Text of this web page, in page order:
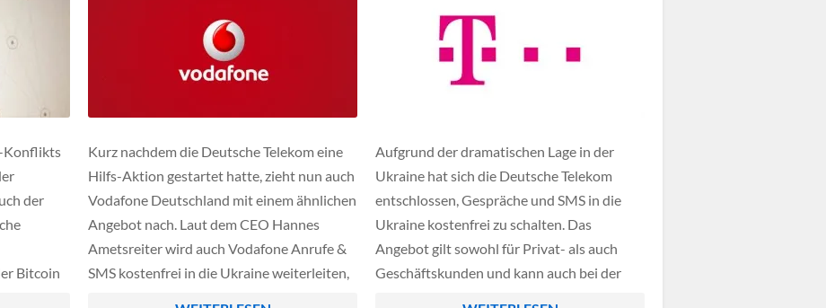
Konflikts
der
Bitcoin
Kurz nachdem die Deutsche Telekom eine
Hilfs-Aktion gestartet hatte, zieht nun auch
Vodafone Deutschland mit einem ähnlichen
Angebot nach. Laut dem CEO Hannes
Ametsreiter wird auch Vodafone Anrufe &
SMS kostenfrei in die Ukraine weiterleiten,
Aufgrund der dramatischen Lage in der
Ukraine hat sich die Deutsche Telekom
entschlossen, Gespräche und SMS in die
Ukraine kostenfrei zu schalten. Das
Angebot gilt sowohl für Privat- als auch
Geschäftskunden und kann auch bei der